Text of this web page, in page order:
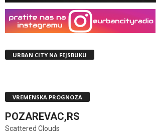
URBAN CITY NA FEJSBUKU
VREMENSKA PROGNOZA
POZAREVAC,RS
Scattered Clouds